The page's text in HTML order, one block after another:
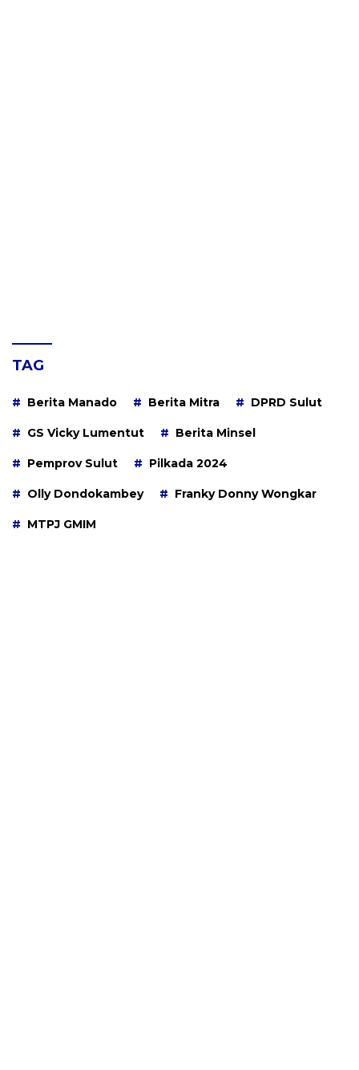
TAG
Berita Manado Berita Mitra DPRD Sulut
GS Vicky Lumentut Berita Minsel
Pemprov Sulut Pilkada 2024
Olly Dondokambey Franky Donny Wongkar
MTPJ GMIM